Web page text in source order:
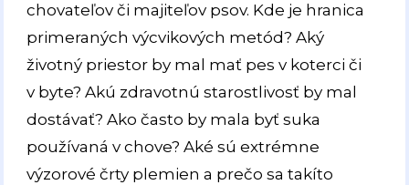
chovateľov či majiteľov psov. Kde je hranica
primeraných výcvikových metód? Aký
životný priestor by mal mať pes v koterci či
v byte? Akú zdravotnú starostlivosť by mal
dostávať? Ako často by mala byť suka
používaná v chove? Aké sú extrémne
výzorové črty plemien a prečo sa takíto